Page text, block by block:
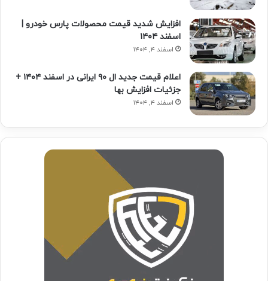
افزایش شدید قیمت محصولات پارس خودرو |
اسفند ۱۴۰۴
اسفند ۴, ۱۴۰۴
اعلام قیمت جدید ال ۹۰ ایرانی در اسفند ۱۴۰۴ +
جزئیات افزایش بها
اسفند ۴, ۱۴۰۴